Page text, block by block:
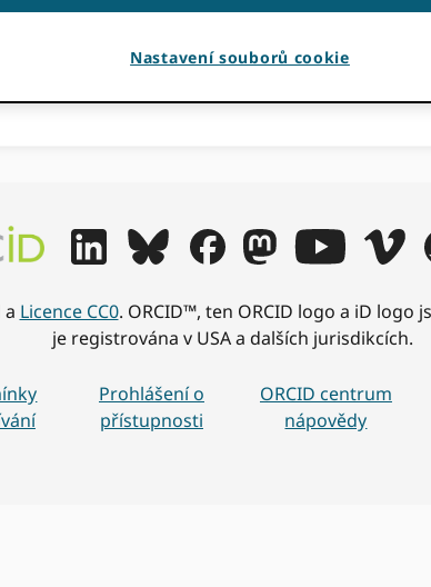
Licence CC0. ORCID™, ten ORCID logo a iD logo
je registrována v USA a dalších jurisdikcích.
Prohlášení o
přístupnosti
ORCID centrum
nápovědy
Nastavení souborů cookie